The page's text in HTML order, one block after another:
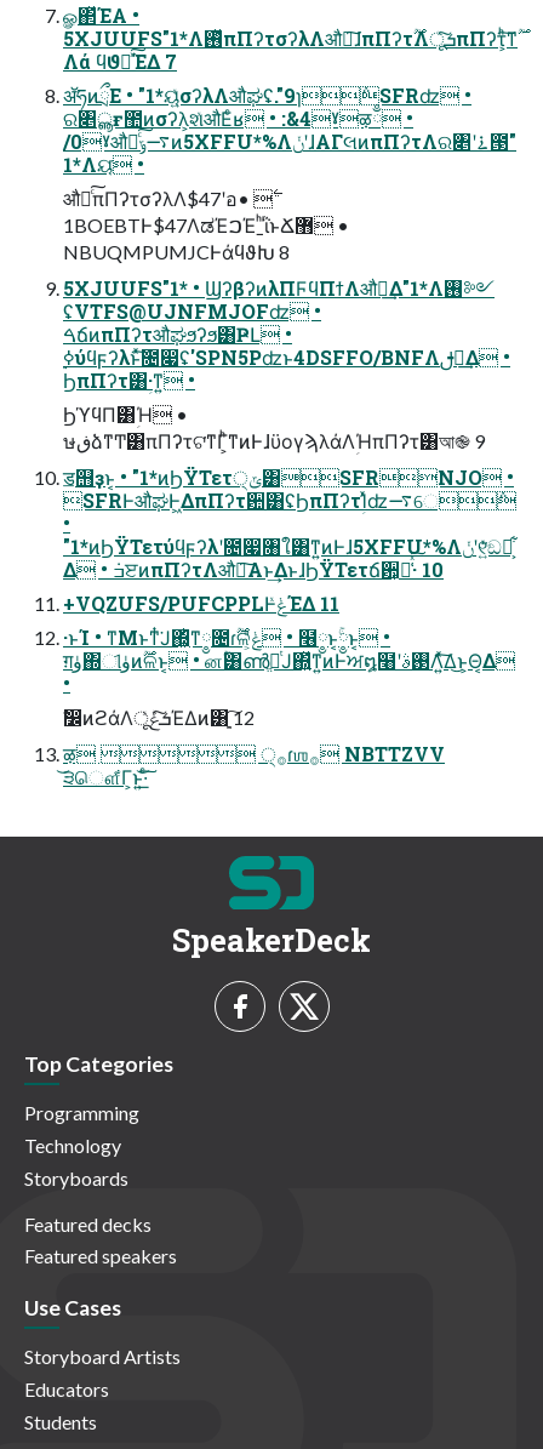
ௐ΂ͯΈΑ͏ •
5XJUUFS"1*Λ࢖ͬͯπΠʔτσʔλΛऔಘ͠ɺπΠʔτ࣌ؒΛूܭͯ͠πΠʔτ͕ͪ͠ͳ࣌ؒ
Λά ϥϑԽͯ͠ΈΔ 7
ॲཧͷྲྀΕ • "1*ୟ͍ͯσʔλΛऔಘʢ."9ɿ݅SFRʣ •
ର৅ൣғ಺ͷσʔλ͕શͯऔΕͨʁ • :&4ˠऴྃ •
/0ˠऔಘͨ͠࠷ݹͷ5XFFU*%ΛݩʹɺΑΓલͷπΠʔτΛର৅ʹ࠶౓"
1*Λୟ͘ •
औಘͨ͠πΠʔτσʔλΛ$47ʹอ࣋ •
1BOEBTͰ$47ΛಡΈࠐΈˍͪΐͬͱՃ޻ •
NBUQMPUMJCͰάϥϑԽ 8
5XJUUFS"1* • ϢʔβʔͷλΠϜϥΠϯΛऔಘ͢Δ"1*Λ࢖༻
ʢVTFS@UJNFMJOFʣ •
ࠓճͷπΠʔτऔಘϧʔϧ͸ҎԼ •
ϦπΠʔτ͸ؚ·ͳ͍ •
ϦϓϥΠ͸ؚΉ •
ษڧձͳͲ͸πΠʔτଟ͘ͳΓ͕ͪͳͷͰɺϋογϡλάΛؚΉπΠʔτ͸আ֎ 9
ॾ஫ҙͱ͔ • "1*ͷϦΫΤετ੍ݶ͸SFRNJO •
SFRͰऔಘͰ͖ΔπΠʔτ਺͸ʢϦπΠʔτؚΊͯʣ࠷େ݅
•
"1*ͷϦΫΤετύϥϝʔλʹ೔෇৘ใ͸ͳ͍ͷͰɺ5XFFU*%Λݩʹ୧͍ͬͯ͘ඞཁ͕͋
Δ • ݁ߏੲͷπΠʔτΛऔಘ͠Α͏ͱ͢ΔͱɺϦΫΤετճ਺͕૿͑ͯ͠·͏ 10
+VQZUFS/PUFCPPLͰݟͯΈΔ 11
·ͱΊ • ͳΜͱͳͭ͘Ϳ΍͖͕ͪͳ༵೔ɾ࣌ؒଳ͕ݟ͑ͦ͏ • ໦༵ͱ͔༵ۚͱ͔ •
ग़ۈ΍ୀۈͷ࣌ؒଳͱ͔ • னؒ͸ൺֱతͭͿ΍͍ͯͳ͍ͷͰਅ໘໨ʹ࢓ࣄΛ͍ͯ͠Δ͜ͱ͕Θ͔Δ
•
ࣗ෼ͷϩάΛूܭͯ͠ݟͯΈΔͷ͸ָ͍͠ 12
ऴ  ੍࡞ɾஶ࡞ NBTTZVV
͝੩ௌ͋Γ͕ͱ͏͍͟͝·ͨ͠
SpeakerDeck
Top Categories
Programming
Technology
Storyboards
Featured decks
Featured speakers
Use Cases
Storyboard Artists
Educators
Students